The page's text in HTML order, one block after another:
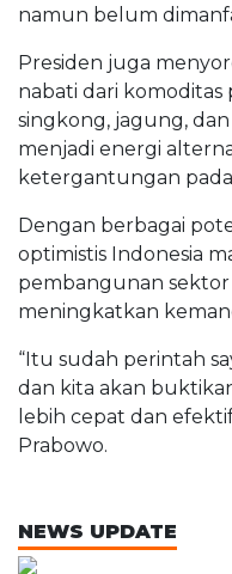
namun belum
Presiden juga
nabati dari komoditas
singkong, jagung,
menjadi energi
ketergantungan
Dengan berbagai
optimistis Indonesia
pembangunan
meningkatkan
“Itu sudah perintah
dan kita akan
lebih cepat dan
Prabowo.
NEWS UPDATE